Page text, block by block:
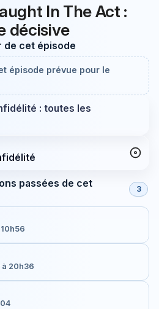
In The Act :
décisive
de cet épisode
épisode prévue pour le
: toutes les
passées de cet
3
20h36